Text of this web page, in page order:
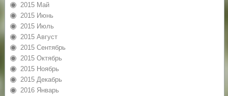
2015 Май
2015 Июнь
2015 Июль
2015 Август
2015 Сентябрь
2015 Октябрь
2015 Ноябрь
2015 Декабрь
2016 Январь